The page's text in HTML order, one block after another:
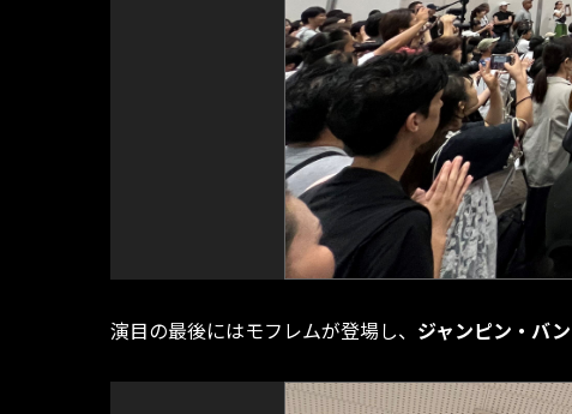
演目の最後にはモフレムが登場し、 ジャンピン・バ